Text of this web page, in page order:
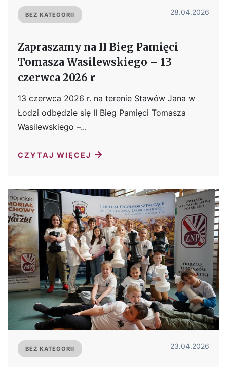
BEZ KATEGORII 28.04.2026
Zapraszamy na II Bieg Pamięci
Tomasza Wasilewskiego – 13
czerwca 2026 r
13 czerwca 2026 r. na terenie Stawów Jana w
Łodzi odbędzie się II Bieg Pamięci Tomasza
Wasilewskiego –...
CZYTAJ WIĘCEJ →
BEZ KATEGORII 23.04.2026